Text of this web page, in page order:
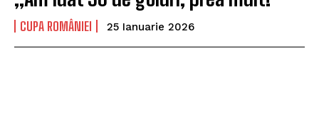
CUPA ROMÂNIEI 25 Ianuarie 2026